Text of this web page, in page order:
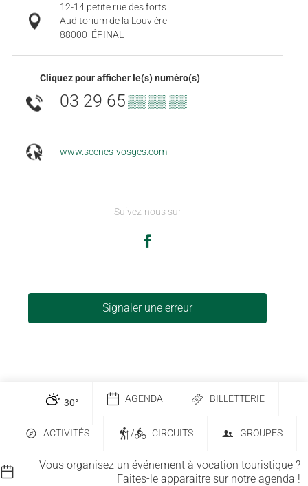
12-14 petite rue des forts
Auditorium de la Louvière
88000 ÉPINAL
Cliquez pour afficher le(s) numéro(s)
03 29 65▒▒ ▒▒ ▒▒
www.scenes-vosges.com
Suivez-nous sur
Signaler une erreur
30° AGENDA BILLETTERIE
ACTIVITÉS / CIRCUITS GROUPES
Vous organisez un événement à vocation touristique ?
Faites-le apparaitre sur notre agenda !